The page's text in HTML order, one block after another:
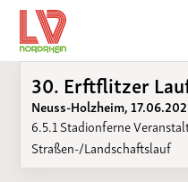
30. Erftflitzer
Neuss-Holzheim,
6.5.1 Stadionferne
Straßen-/Landschaftslauf